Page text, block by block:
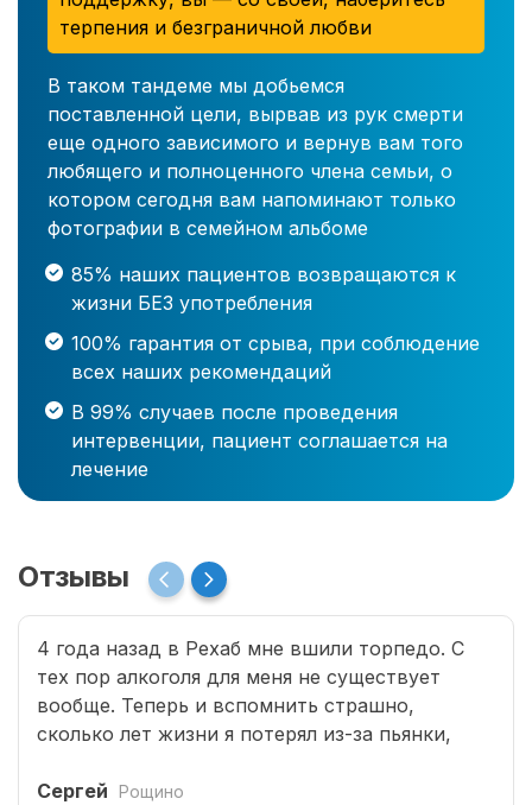
терпения и безграничной любви
В таком тандеме мы добьемся
поставленной цели, вырвав из рук смерти
еще одного зависимого и вернув вам того
любящего и полноценного члена семьи, о
котором сегодня вам напоминают только
фотографии в семейном альбоме
85% наших пациентов возвращаются к
жизни БЕЗ употребления
100% гарантия от срыва, при соблюдение
всех наших рекомендаций
В 99% случаев после проведения
интервенции, пациент соглашается на
лечение
Отзывы
4 года назад в Рехаб мне вшили торпедо. С
тех пор алкоголя для меня не существует
вообще. Теперь и вспомнить страшно,
сколько лет жизни я потерял из-за пьянки,
мою новую жизнь.
Сергей Рощино